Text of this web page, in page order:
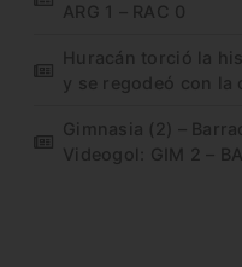
ARG 1 – RAC 0
Huracán torció la
y se regodeó con la
Gimnasia (2) –
Videogol: GIM 2 –